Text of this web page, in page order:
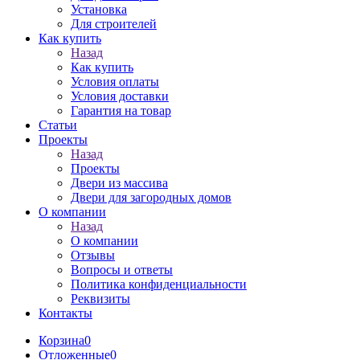
Установка
Для строителей
Как купить
Назад
Как купить
Условия оплаты
Условия доставки
Гарантия на товар
Статьи
Проекты
Назад
Проекты
Двери из массива
Двери для загородных домов
О компании
Назад
О компании
Отзывы
Вопросы и ответы
Политика конфиденциальности
Реквизиты
Контакты
Корзина0
Отложенные0